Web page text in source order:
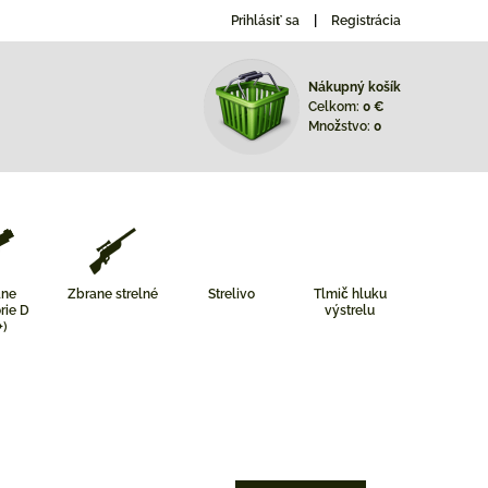
Prihlásiť sa Registrácia
Nákupný košík
Celkom: 0 €
Množstvo: 0
D
Zbrane strelné Strelivo
Tlmič hluku
výstrelu